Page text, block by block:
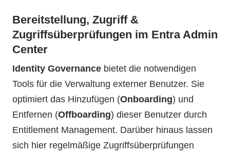
Bereitstellung, Zugriff &
Zugriffsüberprüfungen im Entra Admin
Center
Identity Governance bietet die notwendigen
Tools für die Verwaltung externer Benutzer. Sie
optimiert das Hinzufügen (Onboarding) und
Entfernen (Offboarding) dieser Benutzer durch
Entitlement Management. Darüber hinaus lassen
sich hier regelmäßige Zugriffsüberprüfungen